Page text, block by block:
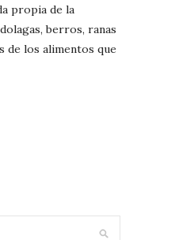
propia de la
berros, ranas
de los alimentos que